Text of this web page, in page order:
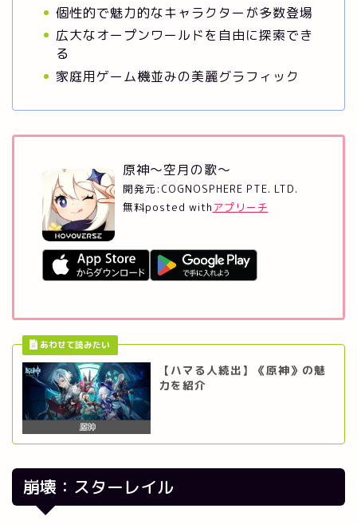
個性的で魅力的なキャラクターが多数登場
広大なオープンワールドを自由に探索でき
る
家庭用ゲーム機並みの美麗グラフィック
原神～空月の歌～
開発元: COGNOSPHERE PTE. LTD.
無料posted with アプリーチ
【ハマる人続出】《原神》の魅
力を紹介
崩壊：スターレイル